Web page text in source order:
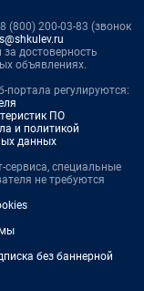
(800) 200-03-83 (звонок
за достоверность
объявлениях.
портала регулируются:
ПО
и политикой
данных
сервиса, специальные
не требуются
без баннерной